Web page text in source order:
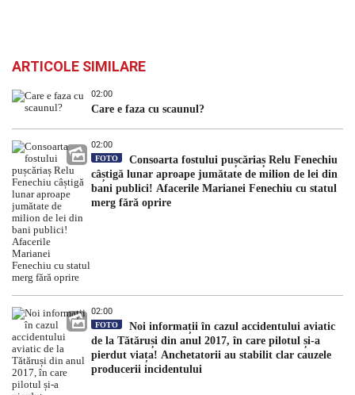
ARTICOLE SIMILARE
02:00
Care e faza cu scaunul?
02:00
FOTO
Consoarta fostului pușcăriaș Relu Fenechiu
câștigă lunar aproape jumătate de milion de lei din
bani publici! Afacerile Marianei Fenechiu cu statul
merg fără oprire
02:00
FOTO
Noi informații în cazul accidentului aviatic
de la Tătăruși din anul 2017, în care pilotul și-a
pierdut viața! Anchetatorii au stabilit clar cauzele
producerii incidentului